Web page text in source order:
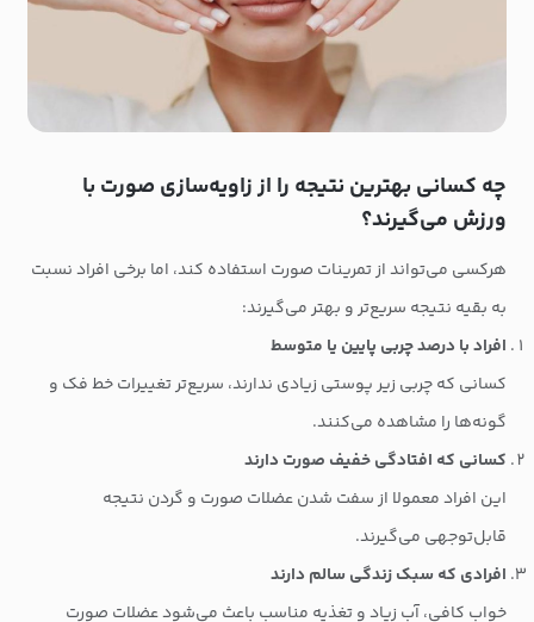
چه کسانی بهترین نتیجه را از زاویه‌سازی صورت با
ورزش می‌گیرند؟
هرکسی می‌تواند از تمرینات صورت استفاده کند، اما برخی افراد نسبت
به بقیه نتیجه سریع‌تر و بهتر می‌گیرند:
افراد با درصد چربی پایین یا متوسط
کسانی که چربی زیر پوستی زیادی ندارند، سریع‌تر تغییرات خط فک و
گونه‌ها را مشاهده می‌کنند.
کسانی که افتادگی خفیف صورت دارند
این افراد معمولا از سفت شدن عضلات صورت و گردن نتیجه
قابل‌توجهی می‌گیرند.
افرادی که سبک زندگی سالم دارند
خواب کافی، آب زیاد و تغذیه مناسب باعث می‌شود عضلات صورت